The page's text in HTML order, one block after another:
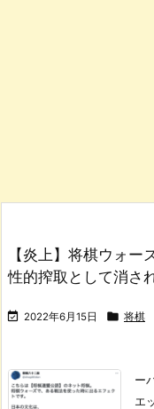
【炎上】将棋ウォ
性的搾取として消さ
 2022年6月15日  将棋
ー
エ